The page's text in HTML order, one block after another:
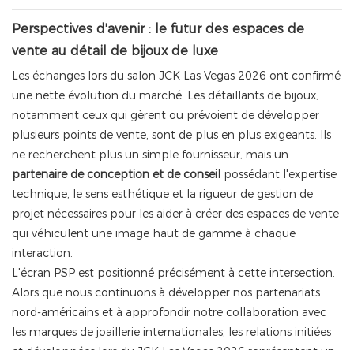
Perspectives d'avenir : le futur des espaces de
vente au détail de bijoux de luxe
Les échanges lors du salon JCK Las Vegas 2026 ont confirmé
une nette évolution du marché. Les détaillants de bijoux,
notamment ceux qui gèrent ou prévoient de développer
plusieurs points de vente, sont de plus en plus exigeants. Ils
ne recherchent plus un simple fournisseur, mais un
partenaire de conception et de conseil possédant l'expertise
technique, le sens esthétique et la rigueur de gestion de
projet nécessaires pour les aider à créer des espaces de vente
qui véhiculent une image haut de gamme à chaque
interaction.
L'écran PSP est positionné précisément à cette intersection.
Alors que nous continuons à développer nos partenariats
nord-américains et à approfondir notre collaboration avec
les marques de joaillerie internationales, les relations initiées